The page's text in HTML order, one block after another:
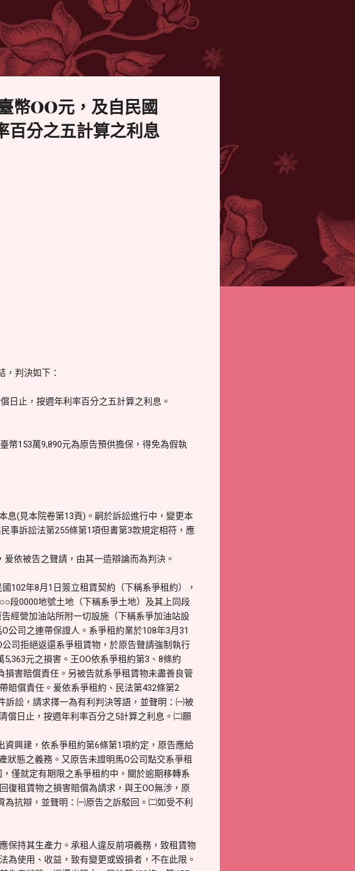
幣OO元，及自民國
百分之五計算之利息
，判決如下：
日止，按週年利率百分之五計算之利息。
幣153萬9,890元為原告預供擔保，得免為假執
息(見本院卷第13頁)。嗣於訴訟進行中，變更本
事訴訟法第255條第1項但書第3款規定相符，應
依被告之聲請，由其一造辯論而為判決。
102年8月1日簽立租賃契約（下稱系爭租約），
段0000地號土地（下稱系爭土地）及其上同段
經營加油站所附一切設施（下稱系爭加油站設
公司之連帶保證人。系爭租約業於108年3月31
司拒絕返還系爭租賃物，於原告聲請強制執行
元之損害。王OO依系爭租約第3、8條約
害賠償責任。另被告就系爭租賃物未盡善良管
賠償責任。爰依系爭租約、民法第432條第2
訴訟，請求擇一為有利判決等語，並聲明：㈠被
償日止，按週年利率百分之5計算之利息。㈡願
興建，依系爭租約第6條第1項約定，原告應給
狀態之義務。又原告未證明馬O公司點交系爭租
僅就定有期限之系爭租約中，關於逾期移轉系
復租賃物之損害賠償為請求，與王OO無涉，原
抗辯，並聲明：㈠原告之訴駁回。㈡如受不利
保持其生產力。承租人違反前項義務，致租賃物
為使用、收益，致有變更或毀損者，不在此限。